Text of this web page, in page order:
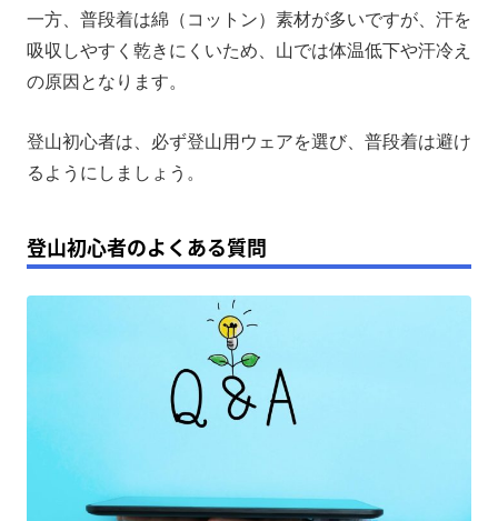
一方、普段着は綿（コットン）素材が多いですが、汗を
吸収しやすく乾きにくいため、山では体温低下や汗冷え
の原因となります。
登山初心者は、必ず登山用ウェアを選び、普段着は避け
るようにしましょう。
登山初心者のよくある質問